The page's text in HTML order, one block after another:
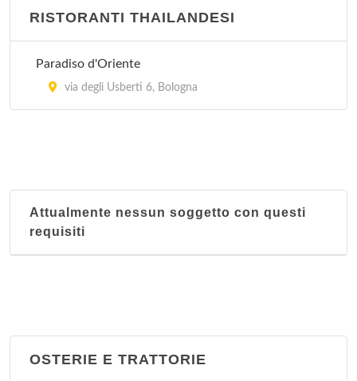
RISTORANTI THAILANDESI
Paradiso d'Oriente
via degli Usberti 6, Bologna
Attualmente nessun soggetto con questi
requisiti
OSTERIE E TRATTORIE